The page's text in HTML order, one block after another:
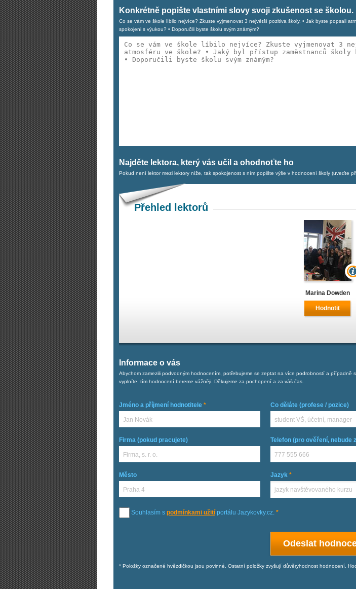
Konkrétně popište vlastními slovy svoji zkušenost se školou.
Co se vám ve škole líbilo nejvíce? Zkuste vyjmenovat 3 největší pozitiva školy. • Jak byste popsali
spokojeni s výukou? • Doporučili byste školu svým známým?
Najděte lektora, který vás učil a ohodnoťte ho
Pokud není lektor mezi lektory níže, tak spokojenost s ním popište výše v hodnocení školy (uveďte
Přehled lektorů
Marina Dowden
Hodnotit
Informace o vás
Abychom zamezili podvodným hodnocením, potřebujeme se zeptat na více podrobností a
vyplníte, tím hodnocení bereme vážněji. Děkujeme za pochopení a za váš čas.
Jméno a příjmení hodnotitele * Co děláte (profese / pozice)
Firma (pokud pracujete) Telefon (pro ověření, nebude
Město Jazyk *
Souhlasím s podmínkami užití portálu Jazykovky.cz. *
* Položky označené hvězdičkou jsou povinné. Ostatní položky zvyšují důvěryhodnost hodnocení.